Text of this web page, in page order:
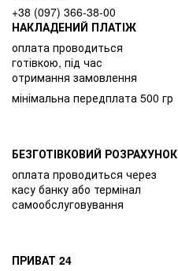
+38 (097) 366-38-00
НАКЛАДЕНИЙ ПЛАТІЖ
оплата проводиться
готівкою, під час
отримання замовлення
мінімальна передплата 500 гр
БЕЗГОТІВКОВИЙ РОЗРАХУНОК
оплата проводиться через
касу банку або термінал
самообслуговування
ПРИВАТ 24